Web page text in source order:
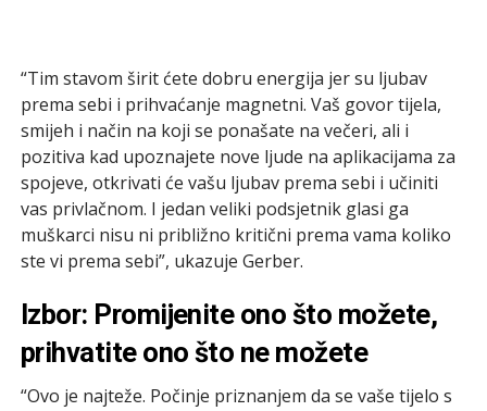
“Tim stavom širit ćete dobru energija jer su ljubav
prema sebi i prihvaćanje magnetni. Vaš govor tijela,
smijeh i način na koji se ponašate na večeri, ali i
pozitiva kad upoznajete nove ljude na aplikacijama za
spojeve, otkrivati će vašu ljubav prema sebi i učiniti
vas privlačnom. I jedan veliki podsjetnik glasi ga
muškarci nisu ni približno kritični prema vama koliko
ste vi prema sebi”, ukazuje Gerber.
Izbor: Promijenite ono što možete,
prihvatite ono što ne možete
“Ovo je najteže. Počinje priznanjem da se vaše tijelo s